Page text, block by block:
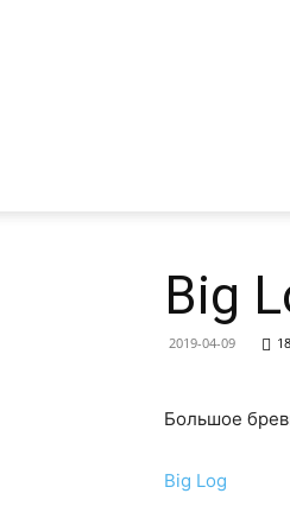
Big
2019-04-09
Большое
Big Log